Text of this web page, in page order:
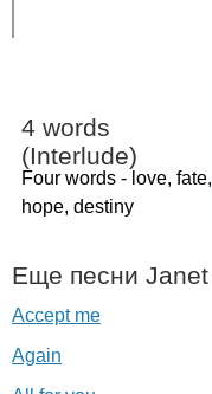
4 words
(Interlude)
Four words - love, fate,
hope, destiny
Еще песни Janet
Accept me
Again